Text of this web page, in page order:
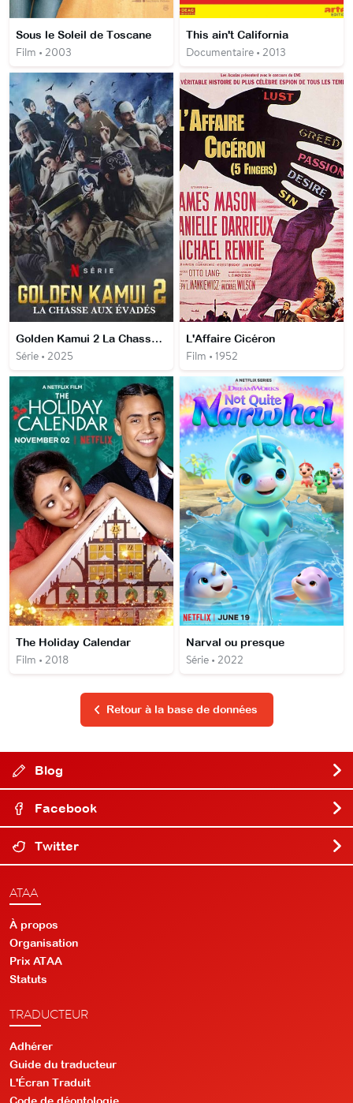
Sous le Soleil de Toscane
Film • 2003
This ain't California
Documentaire • 2013
Golden Kamui 2 La Chasse aux évadés
Série • 2025
L'Affaire Cicéron
Film • 1952
The Holiday Calendar
Film • 2018
Narval ou presque
Série • 2022
Retour à la base de données
Blog
Facebook
Twitter
ATAA
À propos
Organisation
Prix ATAA
Statuts
TRADUCTEUR
Adhérer
Guide du traducteur
L'Écran Traduit
Code de déontologie